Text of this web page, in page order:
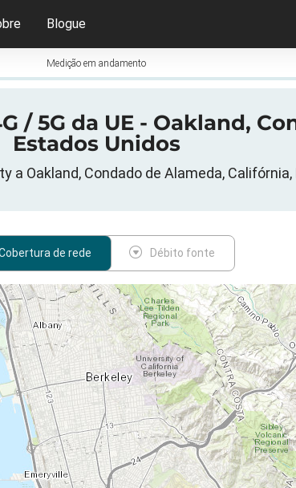
Blogue
Medição em andamento
/ 5G da UE - Oakland,
Estados Unidos
a Oakland, Condado de Alameda,
de rede Débito fonte